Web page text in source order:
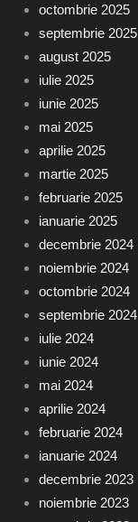
octombrie 2025
septembrie 2025
august 2025
iulie 2025
iunie 2025
mai 2025
aprilie 2025
martie 2025
februarie 2025
ianuarie 2025
decembrie 2024
noiembrie 2024
octombrie 2024
septembrie 2024
iulie 2024
iunie 2024
mai 2024
aprilie 2024
februarie 2024
ianuarie 2024
decembrie 2023
noiembrie 2023